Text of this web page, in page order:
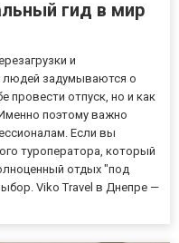
гид в мир
и
людей задумываются о
провести отпуск, но и как
поэтому важно
Если вы
туроператора, который
отдых "под
Viko Travel в Днепре —